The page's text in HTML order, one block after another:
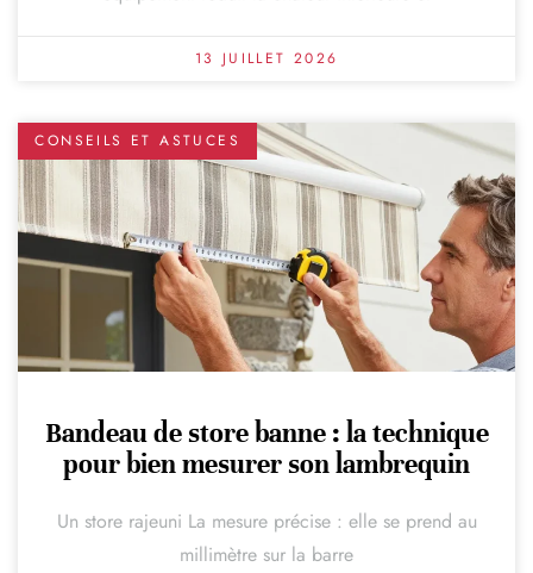
13 JUILLET 2026
CONSEILS ET ASTUCES
Bandeau de store banne : la technique
pour bien mesurer son lambrequin
Un store rajeuni La mesure précise : elle se prend au
millimètre sur la barre